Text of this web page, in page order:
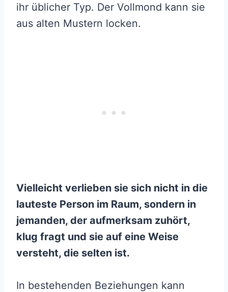
ihr üblicher Typ. Der Vollmond kann sie
aus alten Mustern locken.
Vielleicht verlieben sie sich nicht in die
lauteste Person im Raum, sondern in
jemanden, der aufmerksam zuhört,
klug fragt und sie auf eine Weise
versteht, die selten ist.
In bestehenden Beziehungen kann